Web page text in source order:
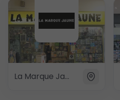
La Marque Jaune